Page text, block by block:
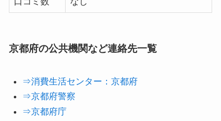
京都府の公共機関など連絡先一覧
⇒消費生活センター：京都府
⇒京都府警察
⇒京都府庁